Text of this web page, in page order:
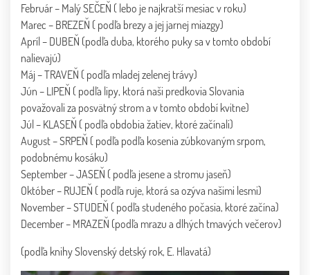
Február – Malý SEČEŇ ( lebo je najkratší mesiac v roku)
Marec – BREZEŇ ( podľa brezy a jej jarnej miazgy)
Apríl – DUBEŇ (podľa duba, ktorého puky sa v tomto období
nalievajú)
Máj – TRAVEŇ ( podľa mladej zelenej trávy)
Jún – LIPEŇ ( podľa lipy, ktorá naši predkovia Slovania
považovali za posvätný strom a v tomto období kvitne)
Júl – KLASEŇ ( podľa obdobia žatiev, ktoré začínali)
August – SRPEŇ ( podľa podľa kosenia zúbkovaným srpom,
podobnému kosáku)
September – JASEŇ ( podľa jesene a stromu jaseň)
Október – RUJEŇ ( podľa ruje, ktorá sa ozýva našimi lesmi)
November – STUDEŇ ( podľa studeného počasia, ktoré začína)
December – MRAZEŇ (podľa mrazu a dlhých tmavých večerov)
(podľa knihy Slovenský detský rok, E. Hlavatá)